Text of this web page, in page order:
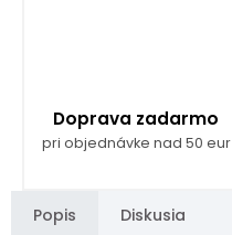
Doprava zadarmo
pri objednávke nad 50 eur
Popis Diskusia